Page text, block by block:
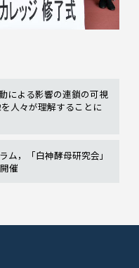
による影響の連鎖の可視
人々が理解することに
ム，「白神酵母研究会」
催